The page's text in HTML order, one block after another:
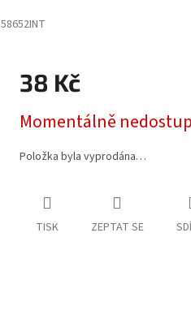
58652INT
38 Kč
cena:
Momentálně
Položka byla vyprodána…
TISK ZEPTAT SE